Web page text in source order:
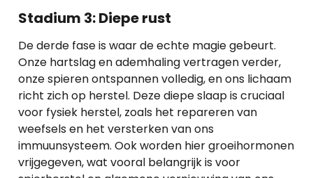
Stadium 3: Diepe rust
De derde fase is waar de echte magie gebeurt.
Onze hartslag en ademhaling vertragen verder,
onze spieren ontspannen volledig, en ons lichaam
richt zich op herstel. Deze diepe slaap is cruciaal
voor fysiek herstel, zoals het repareren van
weefsels en het versterken van ons
immuunsysteem. Ook worden hier groeihormonen
vrijgegeven, wat vooral belangrijk is voor